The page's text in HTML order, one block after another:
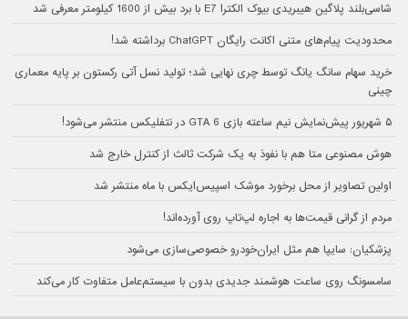
شاسی‌بلند پلاگین هیبریدی بیوک الکترا E7 با برد بیش از 1600 کیلومتر معرفی شد
محدودیت پیام‌های متنی اکانت رایگان ChatGPT برداشته شد!
خرید سهام سانگ‌ یانگ توسط چری نهایی شد؛ تولید نسل آتی رکستون بر پایه معماری
چینی
۵ شهریور پیش‌نمایش نیم ساعته بازی GTA 6 در نتفلیکس منتشر می‌شود!
هوش مصنوعی متا هم با نفوذ به یک شرکت ثالث از کنترل خارج شد
اولین تصاویر از محل برخورد موشک اسپیس‌ایکس با ماه منتشر شد
مردم از گرانی قیمت‌ها به اجاره لپ‌تاپ روی آورده‌اند!
پزشکیان: سایپا هم مثل ایران‌خودرو خصوصی‌سازی می‌شود
سامسونگ روی ساعت هوشمند جدیدی بدون با سیستم‌عامل متفاوت کار می‌کند